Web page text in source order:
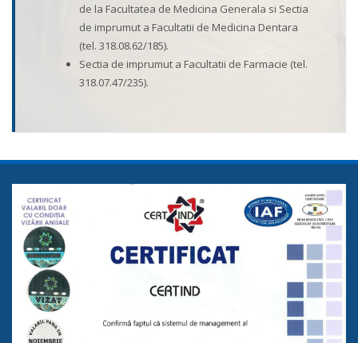
de la Facultatea de Medicina Generala si Sectia
de imprumut a Facultatii de Medicina Dentara
(tel. 318.08.62/185).
Sectia de imprumut a Facultatii de Farmacie (tel.
318.07.47/235).